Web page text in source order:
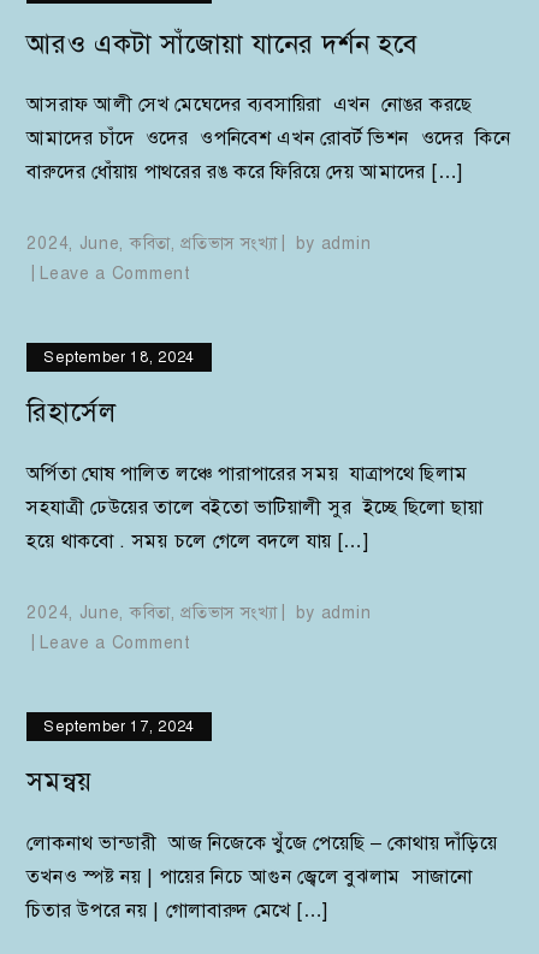
আরও একটা সাঁজোয়া যানের দর্শন হবে
আসরাফ আলী সেখ মেঘেদের ব্যবসায়িরা এখন নোঙর করছে
আমাদের চাঁদে ওদের ওপনিবেশ এখন রোবর্ট ভিশন ওদের কিনে
বারুদের ধোঁয়ায় পাথরের রঙ করে ফিরিয়ে দেয় আমাদের […]
2024, June,কবিতা,প্রতিভাস সংখ্যা by admin
Leave a Comment
সাঁজোয়া
September 18, 2024
রিহার্সেল
অর্পিতা ঘোষ পালিত লঞ্চে পারাপারের সময় যাত্রাপথে ছিলাম
সহযাত্রী ঢেউয়ের তালে বইতো ভাটিয়ালী সুর ইচ্ছে ছিলো ছায়া
হয়ে থাকবো . সময় চলে গেলে বদলে যায় […]
2024, June,কবিতা,প্রতিভাস সংখ্যা by admin
Leave a Comment
September 17, 2024
সমন্বয়
লোকনাথ ভান্ডারী আজ নিজেকে খুঁজে পেয়েছি – কোথায় দাঁড়িয়ে
তখনও স্পষ্ট নয় | পায়ের নিচে আগুন জ্বেলে বুঝলাম সাজানো
চিতার উপরে নয় | গোলাবারুদ মেখে […]